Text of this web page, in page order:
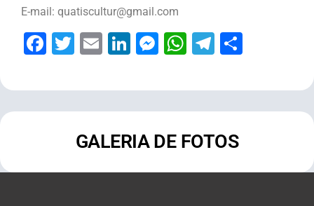
E-mail: quatiscultur@gmail.com
Facebook
Twitter
EmailLinkedIn
Messenger
WhatsApp
Telegram
GALERIA DE FOTOS